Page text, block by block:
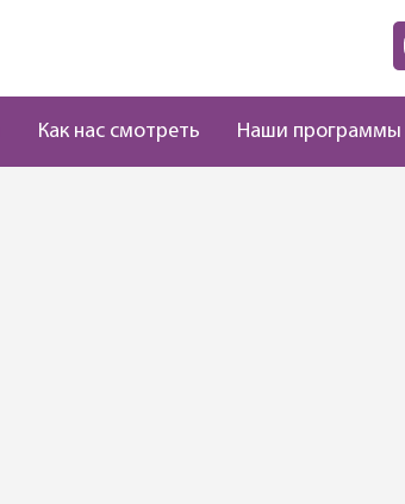
Как нас смотреть Наши программы